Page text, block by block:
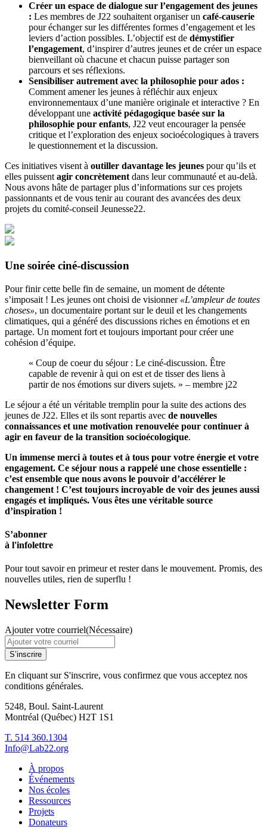
Créer un espace de dialogue sur l’engagement des jeunes
: Les membres de J22 souhaitent organiser un café-causerie
pour échanger sur les différentes formes d’engagement et les
leviers d’action possibles. L’objectif est de démystifier
l’engagement, d’inspirer d’autres jeunes et de créer un espace
bienveillant où chacune et chacun puisse partager son
parcours et ses réflexions.
Sensibiliser autrement avec la philosophie pour ados :
Comment amener les jeunes à réfléchir aux enjeux
environnementaux d’une manière originale et interactive ? En
développant une activité pédagogique basée sur la
philosophie pour enfants, J22 veut encourager la pensée
critique et l’exploration des enjeux socioécologiques à travers
le questionnement et la discussion.
Ces initiatives visent à outiller davantage les jeunes pour qu’ils et
elles puissent agir concrètement dans leur communauté et au-delà.
Nous avons hâte de partager plus d’informations sur ces projets
passionnants et de vous tenir au courant des avancées des deux
projets du comité-conseil Jeunesse22.
Une soirée ciné-discussion
Pour finir cette belle fin de semaine, un moment de détente
s’imposait ! Les jeunes ont choisi de visionner «L’ampleur de toutes
choses», un documentaire portant sur le deuil et les changements
climatiques, qui a généré des discussions riches en émotions et en
partage. Un moment fort et toujours important pour créer une
cohésion d’équipe.
« Coup de coeur du séjour : Le ciné-discussion. Être
capable de revenir à qui on est et de tisser des liens à
partir de nos émotions sur divers sujets. » – membre j22
Le séjour a été un véritable tremplin pour la suite des actions des
jeunes de J22. Elles et ils sont repartis avec de nouvelles
connaissances et une motivation renouvelée pour continuer à
agir en faveur de la transition socioécologique.
Un immense merci à toutes et à tous pour votre énergie et votre
engagement. Ce séjour nous a rappelé une chose essentielle :
c’est ensemble que nous avons le pouvoir d’accélérer le
changement ! C’est toujours incroyable de voir des jeunes aussi
engagés et impliqués. Vous êtes une véritable source
d’inspiration !
S’abonner
à l'infolettre
Pour tout savoir en primeur et rester dans le mouvement. Promis, des
nouvelles utiles, rien de superflu !
Newsletter Form
Ajouter votre courriel(Nécessaire)
S’inscrire
En cliquant sur S'inscrire, vous confirmez que vous acceptez nos
conditions générales.
5248, Boul. Saint-Laurent
Montréal (Québec) H2T 1S1
T. 514 360.1304
Info@Lab22.org
À propos
Événements
Nos écoles
Ressources
Projets
Donateurs